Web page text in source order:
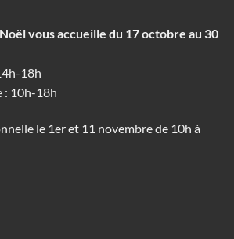
vous accueille du 17 octobre au 30
18h
: 10h-18h
le 1er et 11 novembre de 10h à